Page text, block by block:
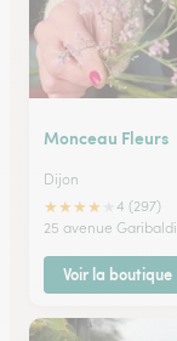
Monceau Fleurs
Dijon
★★★★
4 (297)
25 avenue Garibaldi
Voir la boutique